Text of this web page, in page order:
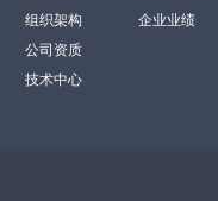
组织架构
公司资质
技术中心
企业业绩